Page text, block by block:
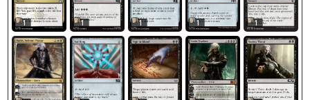
1 1 1 1 1